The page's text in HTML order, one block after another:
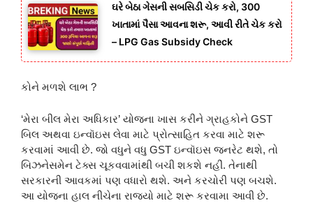
ઘરે બેઠા ગેસની સબસિડી ચેક કરો, 300
ખાતામાં પૈસા આવના શરૂ, આવી રીતે ચેક કરો
– LPG Gas Subsidy Check
કોને મળશે લાભ ?
‘મેરા બીલ મેરા અધિકાર’ યોજના ખાસ કરીને ગ્રાહકોને GST
બિલ અથવા ઇન્વૉઇસ લેવા માટે પ્રોત્સાહિત કરવા માટે શરૂ
કરવામાં આવી છે. જો વધુને વધુ GST ઇન્વૉઇસ જનરેટ થશે, તો
બિઝનેસમેન ટેક્સ ચૂકવવામાંથી બચી શકશે નહીં. તેનાથી
સરકારની આવકમાં પણ વધારો થશે. અને કરચોરી પણ બચશે.
આ યોજના હાલ નીચેના રાજયો માટે શરૂ કરવામા આવી છે.